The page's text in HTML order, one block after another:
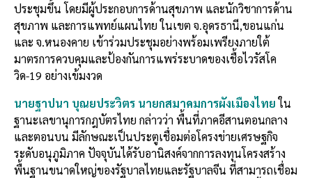
ประชุมขึ้น โดยมีผู้ประกอบการด้านสุขภาพ และนักวิชาการด้าน
สุขภาพ และการแพทย์แผนไทย ในเขต จ.อุดรธานี,ขอนแก่น
และ จ.หนองคาย เข้าร่วมประชุมอย่างพร้อมเพรียงภายใต้
มาตรการควบคุมและป้องกันการแพร่ระบาดของเชื้อไวรัสโค
วิด-19 อย่างเข้มงวด
นายฐาปนา บุณยประวิตร นายกสมาคมการผังเมืองไทยใน
ฐานะเลขานุการกฎบัตรไทย กล่าวว่า พื้นที่ภาคอีสานตอนกลาง
และตอนบน มีลักษณะเป็นประตูเชื่อมต่อโครงข่ายเศรษฐกิจ
ระดับอนุภูมิภาค ปัจจุบันได้รับอานิสงค์จากการลงทุนโครงสร้าง
พื้นฐานขนาดใหญ่ของรัฐบาลไทยและรัฐบาลจีน ที่สามารถเชื่อม